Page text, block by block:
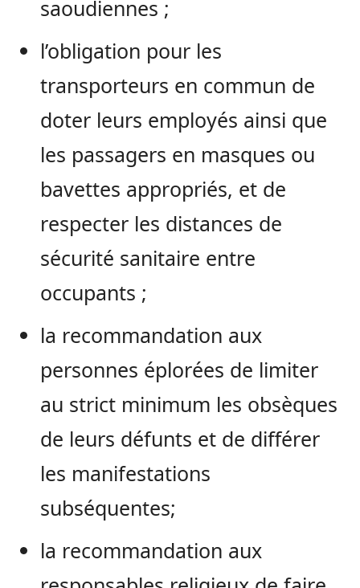
saoudiennes ;
l’obligation pour les
transporteurs en commun de
doter leurs employés ainsi que
les passagers en masques ou
bavettes appropriés, et de
respecter les distances de
sécurité sanitaire entre
occupants ;
la recommandation aux
personnes éplorées de limiter
au strict minimum les obsèques
de leurs défunts et de différer
les manifestations
subséquentes;
la recommandation aux